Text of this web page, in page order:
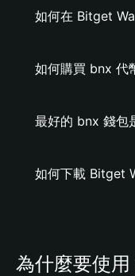
如何在 Bitget
如何購買 bnx 代
最好的 bnx 錢包
如何下載 Bitget
為什麼要使